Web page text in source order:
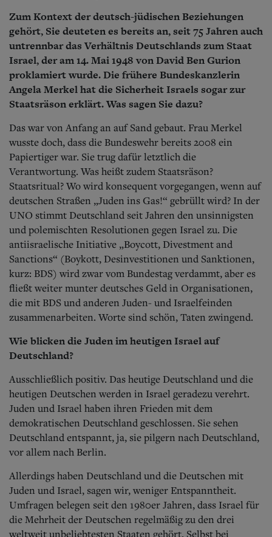
Zum Kontext der deutsch-jüdischen Beziehungen
gehört, Sie deuteten es bereits an, seit 75 Jahren auch
untrennbar das Verhältnis Deutschlands zum Staat
Israel, der am 14. Mai 1948 von David Ben Gurion
proklamiert wurde. Die frühere Bundeskanzlerin
Angela Merkel hat die Sicherheit Israels sogar zur
Staatsräson erklärt. Was sagen Sie dazu?
Das war von Anfang an auf Sand gebaut. Frau Merkel
wusste doch, dass die Bundeswehr bereits 2008 ein
Papiertiger war. Sie trug dafür letztlich die
Verantwortung. Was heißt zudem Staatsräson?
Staatsritual? Wo wird konsequent vorgegangen, wenn auf
deutschen Straßen „Juden ins Gas!“ gebrüllt wird? In der
UNO stimmt Deutschland seit Jahren den unsinnigsten
und polemischten Resolutionen gegen Israel zu. Die
antiisraelische Initiative „Boycott, Divestment and
Sanctions“ (Boykott, Desinvestitionen und Sanktionen,
kurz: BDS) wird zwar vom Bundestag verdammt, aber es
fließt weiter munter deutsches Geld in Organisationen,
die mit BDS und anderen Juden- und Israelfeinden
zusammenarbeiten. Worte sind schön, Taten zwingend.
Wie blicken die Juden im heutigen Israel auf
Deutschland?
Ausschließlich positiv. Das heutige Deutschland und die
heutigen Deutschen werden in Israel geradezu verehrt.
Juden und Israel haben ihren Frieden mit dem
demokratischen Deutschland geschlossen. Sie sehen
Deutschland entspannt, ja, sie pilgern nach Deutschland,
vor allem nach Berlin.
Allerdings haben Deutschland und die Deutschen mit
Juden und Israel, sagen wir, weniger Entspanntheit.
Umfragen belegen seit den 1980er Jahren, dass Israel für
die Mehrheit der Deutschen regelmäßig zu den drei
weltweit unbeliebtesten Staaten gehört. Selbst bei